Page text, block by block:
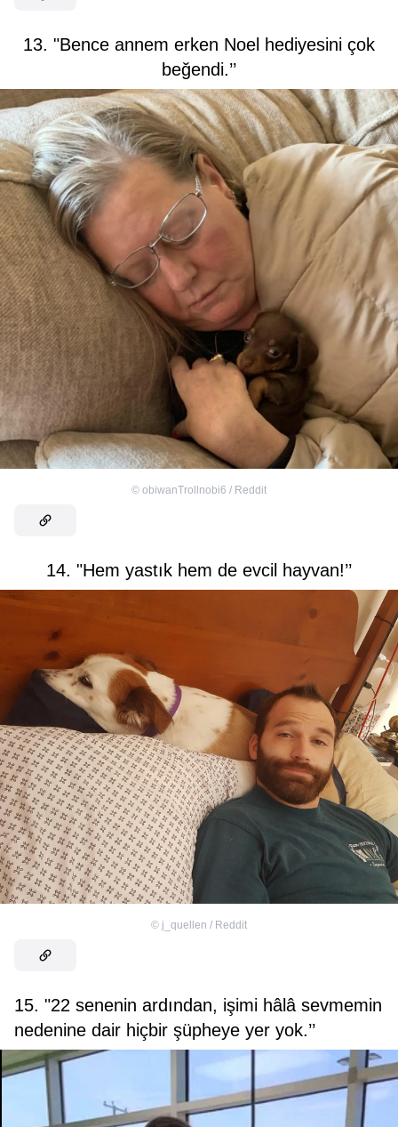
13. "Bence annem erken Noel hediyesini çok
beğendi.’’
© obiwanTrollnobi6 / Reddit
14. "Hem yastık hem de evcil hayvan!’’
© j_quellen / Reddit
15. "22 senenin ardından, işimi hâlâ sevmemin
nedenine dair hiçbir şüpheye yer yok.’’